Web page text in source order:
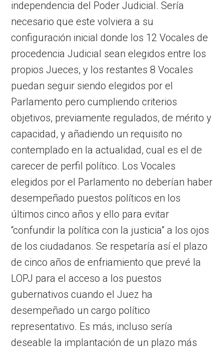
independencia del Poder Judicial. Sería
necesario que este volviera a su
configuración inicial donde los 12 Vocales de
procedencia Judicial sean elegidos entre los
propios Jueces, y los restantes 8 Vocales
puedan seguir siendo elegidos por el
Parlamento pero cumpliendo criterios
objetivos, previamente regulados, de mérito y
capacidad, y añadiendo un requisito no
contemplado en la actualidad, cual es el de
carecer de perfil político. Los Vocales
elegidos por el Parlamento no deberían haber
desempeñado puestos políticos en los
últimos cinco años y ello para evitar
“confundir la política con la justicia” a los ojos
de los ciudadanos. Se respetaría así el plazo
de cinco años de enfriamiento que prevé la
LOPJ para el acceso a los puestos
gubernativos cuando el Juez ha
desempeñado un cargo político
representativo. Es más, incluso sería
deseable la implantación de un plazo más